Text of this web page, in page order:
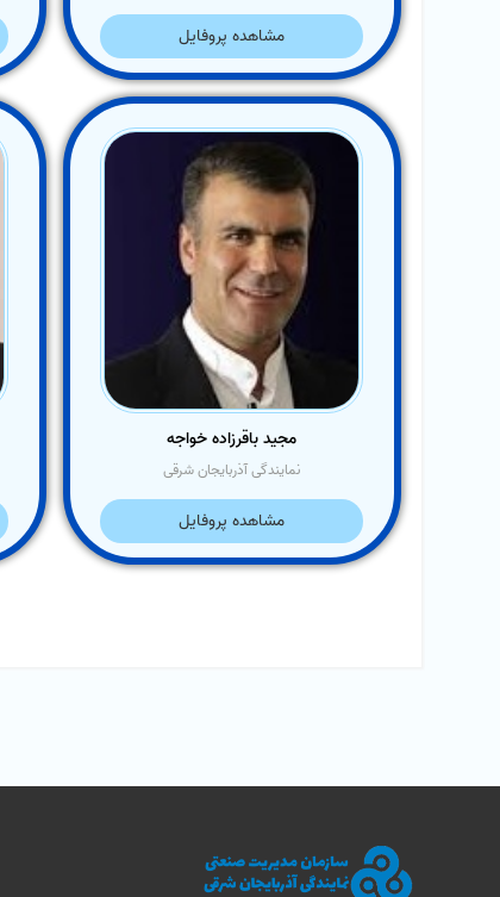
مشاهده پروفایل
مجید باقرزاده خواجه
نمایندگی آذربایجان شرقی
مشاهده پروفایل